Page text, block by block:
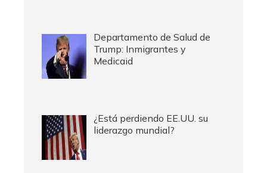
Departamento de Salud de
Trump: Inmigrantes y
Medicaid
¿Está perdiendo EE.UU. su
liderazgo mundial?